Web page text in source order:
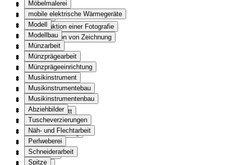
Reisen
Religion
Reproduktion einer Fotografie
Reproduktion von Zeichnung
Ritual
Rosenkranz
s/w Fotografie
Sakralkunst
Satire
Schale
Scherenschnitt
Schild
Schlittenfahrzeug
Schloss
Schlüssel
Möbelmalerei
mobile elektrische Wärmegeräte
Modell
Modellbau
Münzarbeit
Münzprägearbeit
Münzprägeeinrichtung
Musikinstrument
Musikinstrumentebau
Musikinstrumentenbau
Abziehbilder
Tuscheverzierungen
Näh- und Flechtarbeit
Perlweberei
Schneiderarbeit
Spitze